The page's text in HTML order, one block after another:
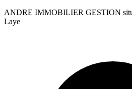
ANDRE IMMOBILIER GESTION
Laye